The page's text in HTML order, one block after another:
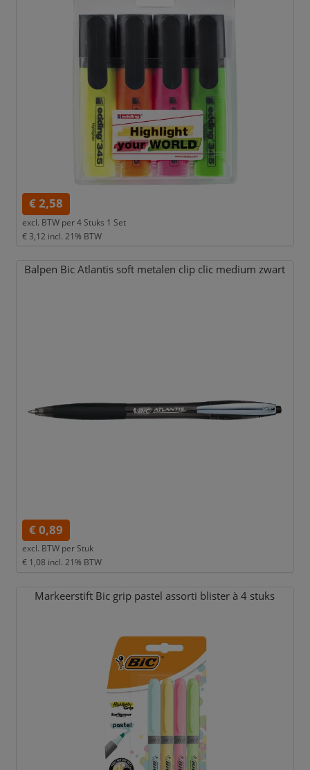
€ 2,58
excl. BTW per4 Stuks 1 Set
€ 3,12 incl. 21% BTW
Balpen Bic Atlantis soft metalen clip clic medium zwart
€ 0,89
excl. BTW per Stuk
€ 1,08 incl. 21% BTW
Markeerstift Bic grip pastel assorti blister à 4 stuks